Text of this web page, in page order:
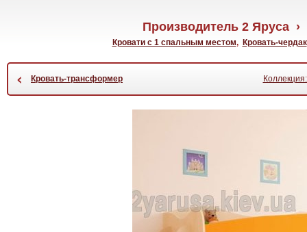
Производитель 2 Яруса ›
Кровати с 1 спальным местом, Кровать-чердак
‹ Кровать-трансформер